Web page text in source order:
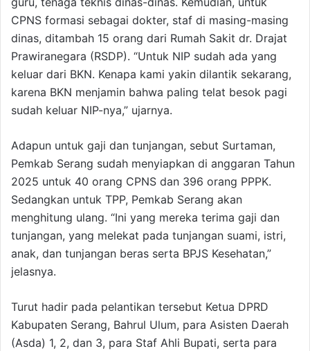
CPNS formasi sebagai dokter, staf di masing-masing
dinas, ditambah 15 orang dari Rumah Sakit dr. Drajat
Prawiranegara (RSDP). “Untuk NIP sudah ada yang
keluar dari BKN. Kenapa kami yakin dilantik sekarang,
karena BKN menjamin bahwa paling telat besok pagi
sudah keluar NIP-nya,” ujarnya.
Adapun untuk gaji dan tunjangan, sebut Surtaman,
Pemkab Serang sudah menyiapkan di anggaran Tahun
2025 untuk 40 orang CPNS dan 396 orang PPPK.
Sedangkan untuk TPP, Pemkab Serang akan
menghitung ulang. “Ini yang mereka terima gaji dan
tunjangan, yang melekat pada tunjangan suami, istri,
anak, dan tunjangan beras serta BPJS Kesehatan,”
jelasnya.
Turut hadir pada pelantikan tersebut Ketua DPRD
Kabupaten Serang, Bahrul Ulum, para Asisten Daerah
(Asda) 1, 2, dan 3, para Staf Ahli Bupati, serta para